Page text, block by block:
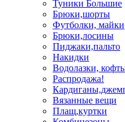
Туники Большие
Брюки,шорты
Футболки, майки
Брюки,лосины
Пиджаки,пальто
Накидки
Водолазки,
Распродажа!
Вязанные вещи
Плащ,куртки